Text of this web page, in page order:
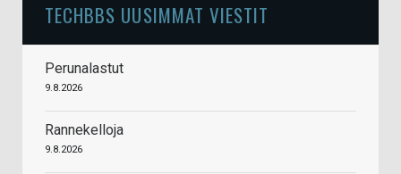
TECHBBS UUSIMMAT VIESTIT
Perunalastut
9.8.2026
Rannekelloja
9.8.2026